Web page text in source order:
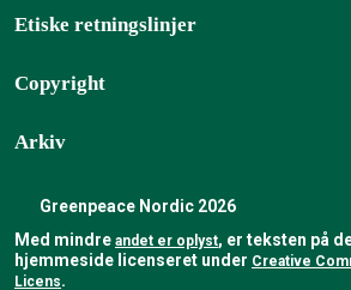
Etiske retningslinjer
Copyright
Arkiv
Greenpeace Nordic 2026
Med mindre andet er oplyst, er teksten på
hjemmeside licenseret under Creative
Licens.